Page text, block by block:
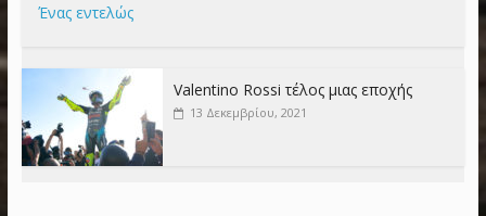
Ένας εντελώς
Valentino Rossi τέλος μιας εποχής
13 Δεκεμβρίου, 2021